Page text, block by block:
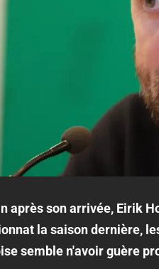
après son arrivée, Eirik
la saison dernière,
semble n'avoir guère